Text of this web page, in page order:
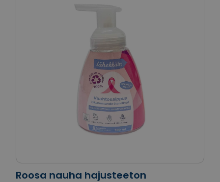
Roosa nauha hajusteeton